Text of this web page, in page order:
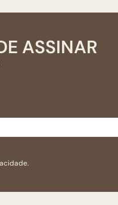
ASSINAR